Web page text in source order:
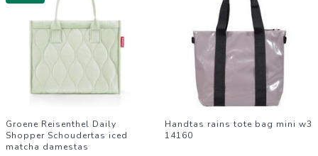
Groene Reisenthel Daily
Shopper Schoudertas iced
matcha damestas
Handtas rains tote bag mini w3
14160